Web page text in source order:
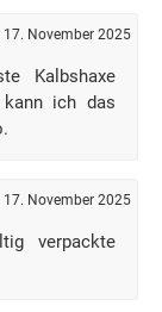
17. November 2025
Kalbshaxe
ich das
17. November 2025
verpackte